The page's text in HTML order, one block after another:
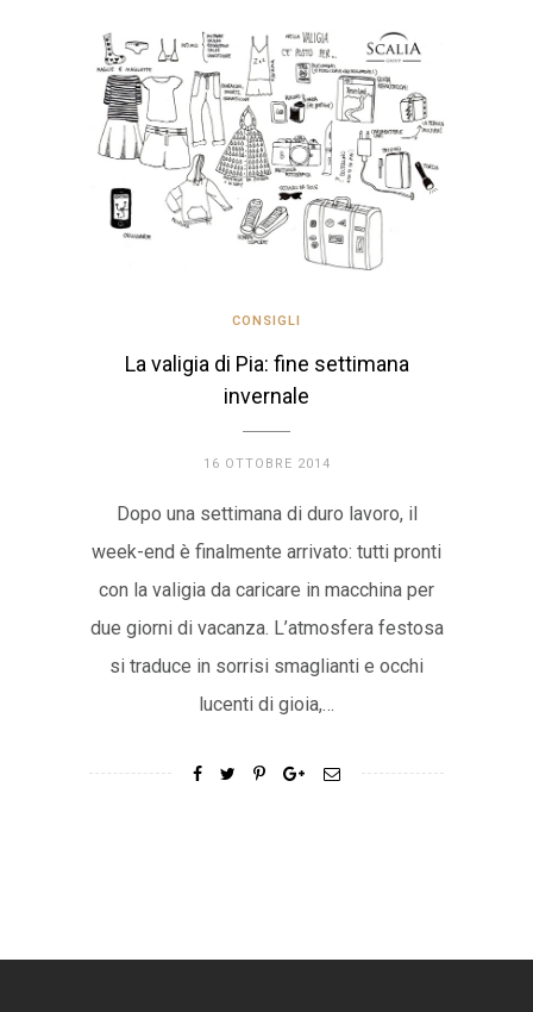
CONSIGLI
La valigia di Pia: fine settimana
invernale
16 OTTOBRE 2014
Dopo una settimana di duro lavoro, il
week-end è finalmente arrivato: tutti pronti
con la valigia da caricare in macchina per
due giorni di vacanza. L’atmosfera festosa
si traduce in sorrisi smaglianti e occhi
lucenti di gioia,…